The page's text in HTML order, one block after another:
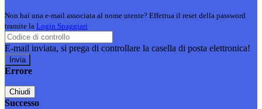
Non hai una e-mail associata al nome utente? Effettua il reset della password
tramite la Login Spaggiari
E-mail inviata, si prega di controllare la casella di posta elettronica!
Errore
Chiudi
Successo